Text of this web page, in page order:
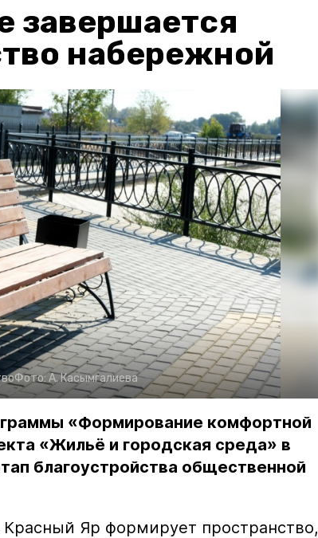
завершается
набережной
Фото: А. Касымгалиева
«Формирование комфортной
«Жильё и городская среда» в
благоустройства общественной
Яр формирует пространство,